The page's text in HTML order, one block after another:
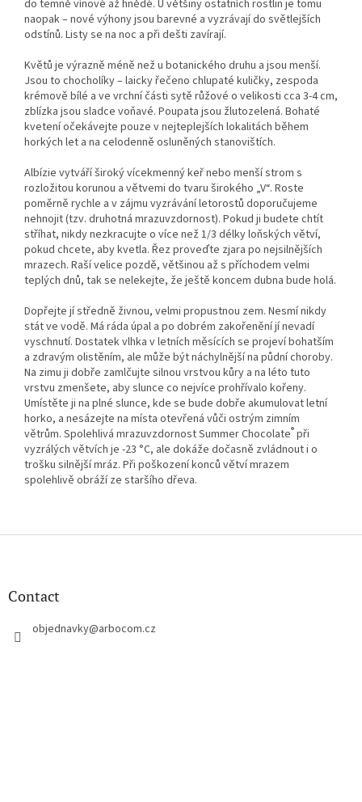
do temně vínové až hnědé. U většiny ostatních rostlin je tomu
naopak – nové výhony jsou barevné a vyzrávají do světlejších
odstínů. Listy se na noc a při dešti zavírají.
Květů je výrazně méně než u botanického druhu a jsou menší.
Jsou to chocholíky – laicky řečeno chlupaté kuličky, zespoda
krémově bílé a ve vrchní části sytě růžové o velikosti cca 3-4 cm,
zblízka jsou sladce voňavé. Poupata jsou žlutozelená. Bohaté
kvetení očekávejte pouze v nejteplejších lokalitách během
horkých let a na celodenně osluněných stanovištích.
Albízie vytváří široký vícekmenný keř nebo menší strom s
rozložitou korunou a větvemi do tvaru širokého „V“. Roste
poměrně rychle a v zájmu vyzrávání letorostů doporučujeme
nehnojit (tzv. druhotná mrazuvzdornost). Pokud ji budete chtít
stříhat, nikdy nezkracujte o více než 1/3 délky loňských větví,
pokud chcete, aby kvetla. Řez proveďte zjara po nejsilnějších
mrazech. Raší velice pozdě, většinou až s příchodem velmi
teplých dnů, tak se nelekejte, že ještě koncem dubna bude holá.
Dopřejte jí středně živnou, velmi propustnou zem. Nesmí nikdy
stát ve vodě. Má ráda úpal a po dobrém zakořenění jí nevadí
vyschnutí. Dostatek vlhka v letních měsících se projeví bohatším
a zdravým olistěním, ale může být náchylnější na půdní choroby.
Na zimu ji dobře zamlčujte silnou vrstvou kůry a na léto tuto
vrstvu zmenšete, aby slunce co nejvíce prohřívalo kořeny.
Umístěte ji na plné slunce, kde se bude dobře akumulovat letní
horko, a nesázejte na místa otevřená vůči ostrým zimním
větrům. Spolehlivá mrazuvzdornost Summer Chocolate® při
vyzrálých větvích je -23 °C, ale dokáže dočasně zvládnout i o
trošku silnější mráz. Při poškození konců větví mrazem
spolehlivě obráží ze staršího dřeva.
F
Contact
objednavky@arbocom.cz